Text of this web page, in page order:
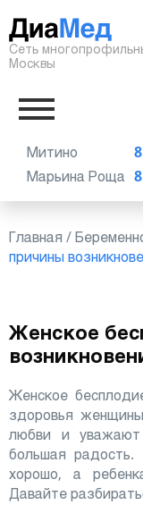
Сеть
Москвы
Митино
Марьина Роща
Главная /
причины
Женское
Женское
здоровья
любви и
большая
хорошо, а
Давайте